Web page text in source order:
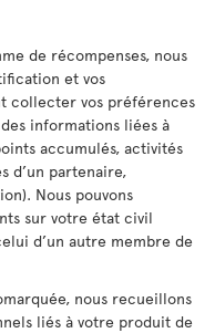
de récompenses, nous
et vos
collecter vos préférences
informations liées à
accumulés, activités
d’un partenaire,
Nous pouvons
sur votre état civil
d’un autre membre de
nous recueillons
liés à votre produit de